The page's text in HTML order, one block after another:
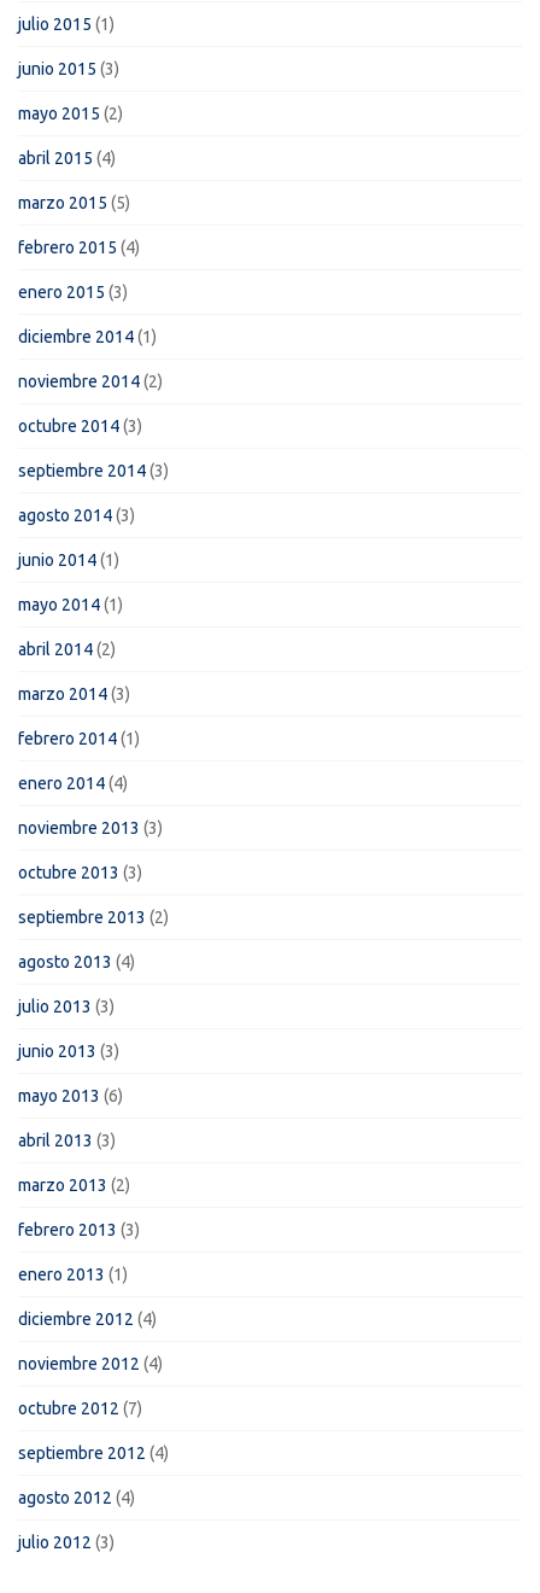
julio 2015 (1)
junio 2015 (3)
mayo 2015 (2)
abril 2015 (4)
marzo 2015 (5)
febrero 2015 (4)
enero 2015 (3)
diciembre 2014(1)
noviembre 2014(2)
octubre 2014(3)
septiembre 2014(3)
agosto 2014(3)
junio 2014(1)
mayo 2014(1)
abril 2014(2)
marzo 2014(3)
febrero 2014(1)
enero 2014(4)
noviembre 2013 (3)
octubre 2013 (3)
septiembre 2013 (2)
agosto 2013 (4)
julio 2013 (3)
junio 2013 (3)
mayo 2013 (6)
abril 2013 (3)
marzo 2013 (2)
febrero 2013 (3)
enero 2013 (1)
diciembre 2012 (4)
noviembre 2012 (4)
octubre 2012 (7)
septiembre 2012 (4)
agosto 2012 (4)
julio 2012 (3)